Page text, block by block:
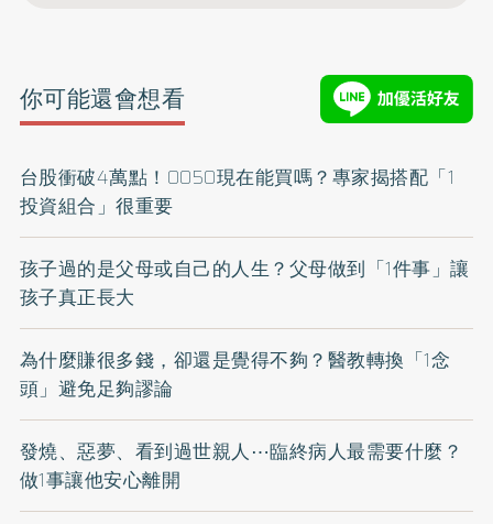
你可能還會想看
台股衝破4萬點！0050現在能買嗎？專家揭搭配「1
投資組合」很重要
孩子過的是父母或自己的人生？父母做到「1件事」讓
孩子真正長大
為什麼賺很多錢，卻還是覺得不夠？醫教轉換「1念
頭」避免足夠謬論
發燒、惡夢、看到過世親人⋯臨終病人最需要什麼？
做1事讓他安心離開